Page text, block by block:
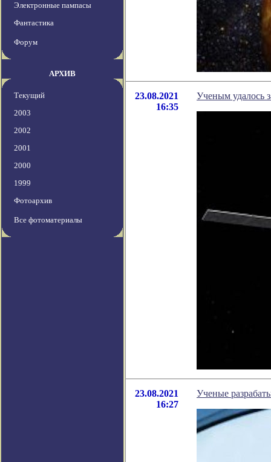
Электронные пампасы
Фантастика
Форум
АРХИВ
Текущий
2003
2002
2001
2000
1999
Фотоархив
Все фотоматериалы
23.08.2021
16:35
Ученым удалось
23.08.2021
16:27
Ученые